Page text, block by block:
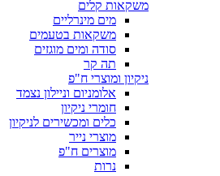
משקאות קלים
מים מינרליים
משקאות בטעמים
סודה ומים מוגזים
תה קר
ניקיון ומוצרי ח"פ
אלומניום וניילון נצמד
חומרי ניקיון
כלים ומכשירים לניקיון
מוצרי נייר
מוצרים ח"פ
נרות